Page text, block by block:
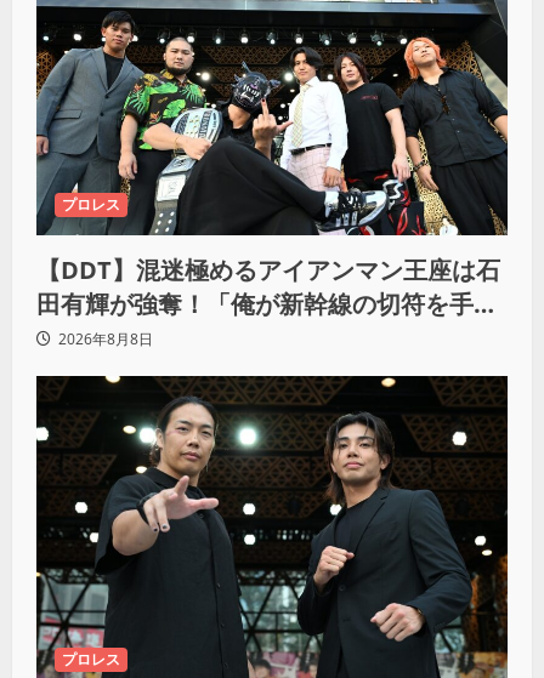
プロレス
【DDT】混迷極めるアイアンマン王座は石
田有輝が強奪！「俺が新幹線の切符を手に
入れるからな！逃げ切るぞ」
2026年8月8日
プロレス